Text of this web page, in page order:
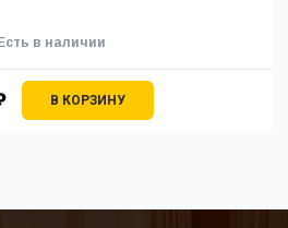
В КОРЗИНУ
Есть в наличии